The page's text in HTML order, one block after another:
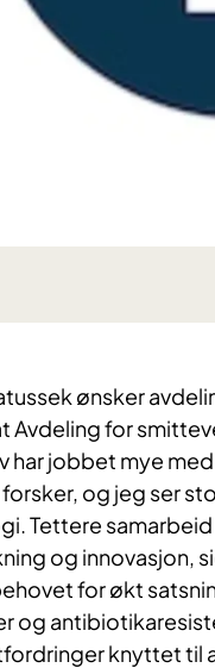
ønsker
Avdeling for
har jobbet mye
og jeg ser
Tettere
og innovasjon,
for økt
og
knyttet til